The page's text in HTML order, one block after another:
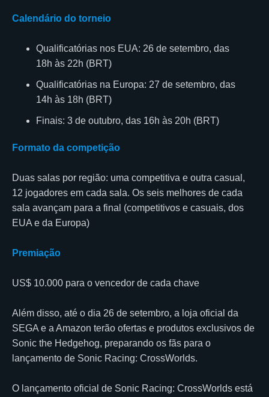
Calendário do torneio
Qualificatórias nos EUA: 26 de setembro, das
18h às 22h (BRT)
Qualificatórias na Europa: 27 de setembro, das
14h às 18h (BRT)
Finais: 3 de outubro, das 16h às 20h (BRT)
Formato da competição
Duas salas por região: uma competitiva e outra casual,
12 jogadores em cada sala. Os seis melhores de cada
sala avançam para a final (competitivos e casuais, dos
EUA e da Europa)
Premiação
US$ 10.000 para o vencedor de cada chave
Além disso, até o dia 26 de setembro, a loja oficial da
SEGA e a Amazon terão ofertas e produtos exclusivos de
Sonic the Hedgehog, preparando os fãs para o
lançamento de Sonic Racing: CrossWorlds.
O lançamento oficial de Sonic Racing: CrossWorlds está